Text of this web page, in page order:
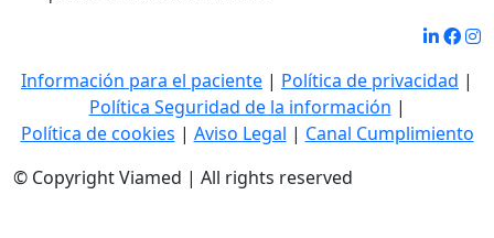
Información para el paciente | Política de privacidad |
Política Seguridad de la información |
Política de cookies | Aviso Legal | Canal Cumplimiento
© Copyright Viamed | All rights reserved